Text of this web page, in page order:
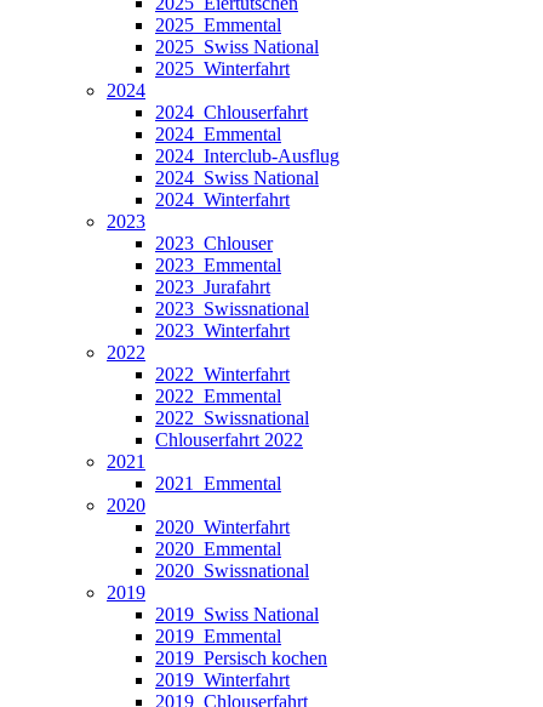
2025_Emmental
2025_Swiss National
2025_Winterfahrt
2024
2024_Chlouserfahrt
2024_Emmental
2024_Interclub-Ausflug
2024_Swiss National
2024_Winterfahrt
2023
2023_Chlouser
2023_Emmental
2023_Jurafahrt
2023_Swissnational
2023_Winterfahrt
2022
2022_Winterfahrt
2022_Emmental
2022_Swissnational
Chlouserfahrt 2022
2021
2021_Emmental
2020
2020_Winterfahrt
2020_Emmental
2020_Swissnational
2019
2019_Swiss National
2019_Emmental
2019_Persisch kochen
2019_Winterfahrt
2019_Chlouserfahrt